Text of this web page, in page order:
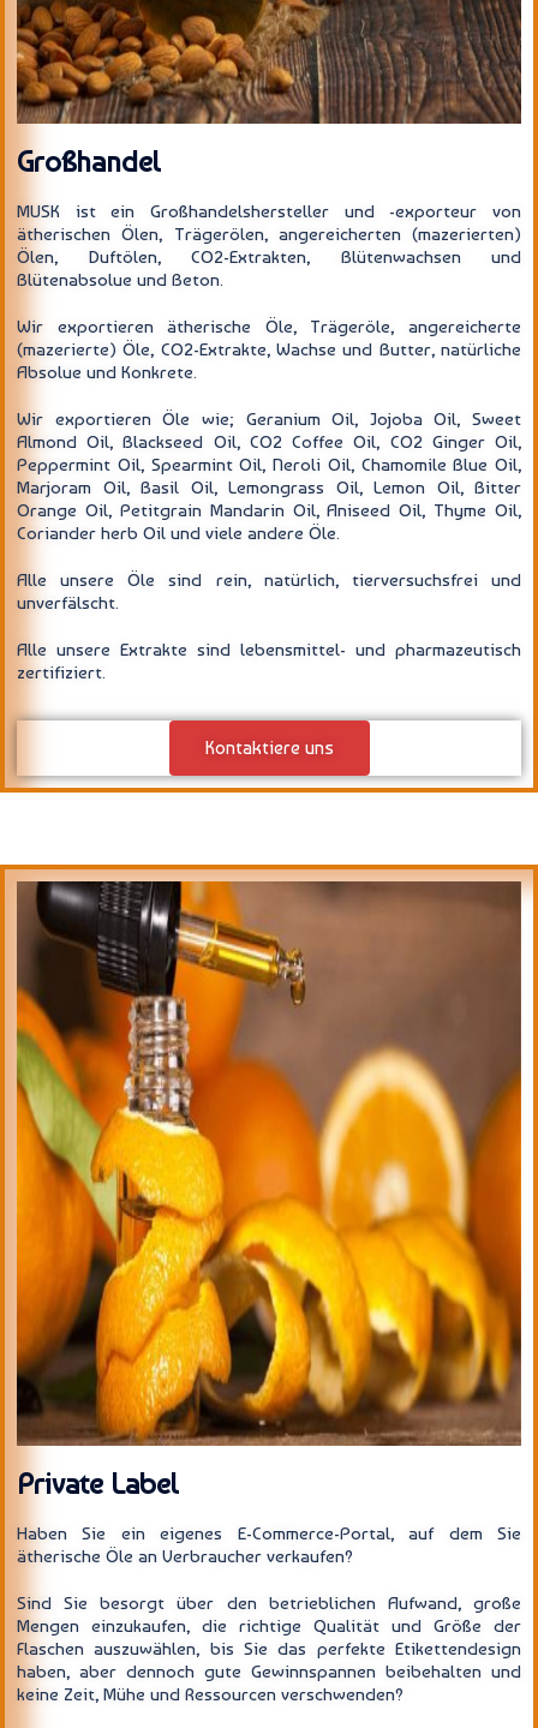
Großhandel
MUSK ist ein Großhandelshersteller und -exporteur von
ätherischen Ölen, Trägerölen, angereicherten (mazerierten)
Ölen, Duftölen, CO2-Extrakten, Blütenwachsen und
Blütenabsolue und Beton.
Wir exportieren ätherische Öle, Trägeröle, angereicherte
(mazerierte) Öle, CO2-Extrakte, Wachse und Butter, natürliche
Absolue und Konkrete.
Wir exportieren Öle wie; Geranium Oil, Jojoba Oil, Sweet
Almond Oil, Blackseed Oil, CO2 Coffee Oil, CO2 Ginger Oil,
Peppermint Oil, Spearmint Oil, Neroli Oil, Chamomile Blue Oil,
Marjoram Oil, Basil Oil, Lemongrass Oil, Lemon Oil, Bitter
Orange Oil, Petitgrain Mandarin Oil, Aniseed Oil, Thyme Oil,
Coriander herb Oil und viele andere Öle.
Alle unsere Öle sind rein, natürlich, tierversuchsfrei und
unverfälscht.
Alle unsere Extrakte sind lebensmittel- und pharmazeutisch
zertifiziert.
Kontaktiere uns
Private Label
Haben Sie ein eigenes E-Commerce-Portal, auf dem Sie
ätherische Öle an Verbraucher verkaufen?
Sind Sie besorgt über den betrieblichen Aufwand, große
Mengen einzukaufen, die richtige Qualität und Größe der
Flaschen auszuwählen, bis Sie das perfekte Etikettendesign
haben, aber dennoch gute Gewinnspannen beibehalten und
keine Zeit, Mühe und Ressourcen verschwenden?